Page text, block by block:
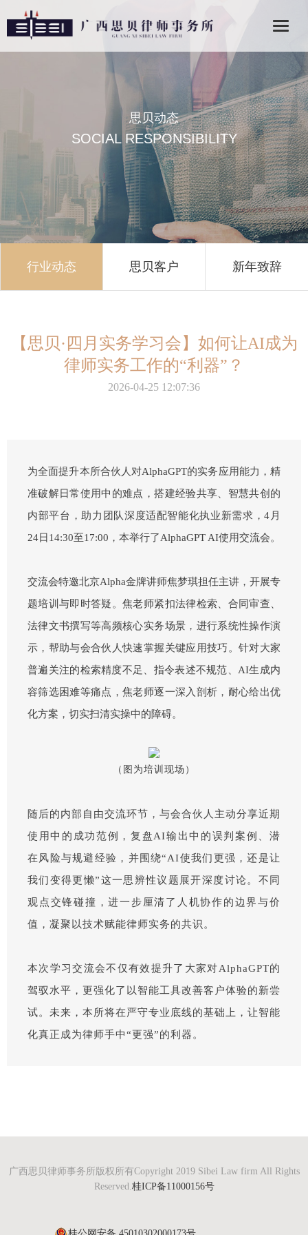
思贝动态
SOCIAL RESPONSIBILITY
行业动态 思贝客户 新年致辞
【思贝·四月实务学习会】如何让AI成为
律师实务工作的“利器”？
2026-04-25 12:07:36
为全面提升本所合伙人对AlphaGPT的实务应用能力，精
准破解日常使用中的难点，搭建经验共享、智慧共创的
内部平台，助力团队深度适配智能化执业新需求，4月
24日14:30至17:00，本举行了AlphaGPT AI使用交流会。
交流会特邀北京Alpha金牌讲师焦梦琪担任主讲，开展专
题培训与即时答疑。焦老师紧扣法律检索、合同审查、
法律文书撰写等高频核心实务场景，进行系统性操作演
示，帮助与会合伙人快速掌握关键应用技巧。针对大家
普遍关注的检索精度不足、指令表述不规范、AI生成内
容筛选困难等痛点，焦老师逐一深入剖析，耐心给出优
化方案，切实扫清实操中的障碍。
（图为培训现场）
随后的内部自由交流环节，与会合伙人主动分享近期
使用中的成功范例，复盘AI输出中的误判案例、潜
在风险与规避经验，并围绕“AI使我们更强，还是让
我们变得更懒”这一思辨性议题展开深度讨论。不同
观点交锋碰撞，进一步厘清了人机协作的边界与价
值，凝聚以技术赋能律师实务的共识。
本次学习交流会不仅有效提升了大家对AlphaGPT的
驾驭水平，更强化了以智能工具改善客户体验的新尝
试。未来，本所将在严守专业底线的基础上，让智能
化真正成为律师手中“更强”的利器。
广西思贝律师事务所版权所有Copyright 2019 Sibei Law firm All Rights
Reserved. 桂ICP备11000156号